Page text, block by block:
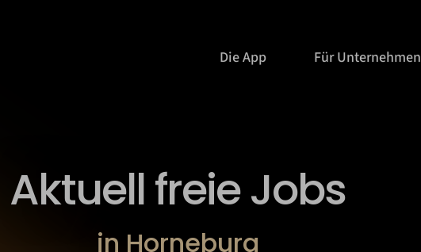
Die App Für Unternehmen
Aktuell freie Jobs
in Horneburg